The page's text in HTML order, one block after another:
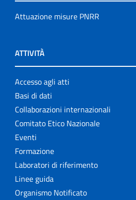
Attuazione misure PNRR
ATTIVITÀ
Accesso agli atti
Basi di dati
Collaborazioni internazionali
Comitato Etico Nazionale
Eventi
Formazione
Laboratori di riferimento
Linee guida
Organismo Notificato